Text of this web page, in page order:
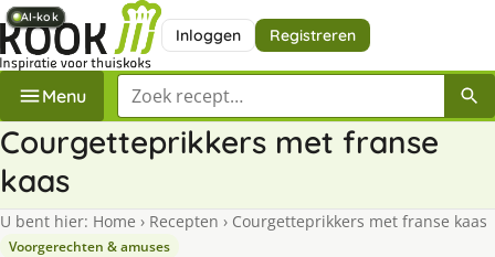
Inloggen Registreren
Menu Zoek een recept
Courgetteprikkers met franse
kaas
U bent hier: Home › Recepten › Courgetteprikkers met franse kaas
Voorgerechten & amuses
AI-kok
AI-kok
AI-kok
AI-kok
AI-kok
AI-kok